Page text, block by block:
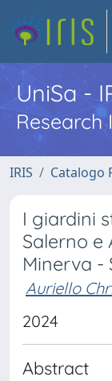
UniSa -
IRIS Catalogo
I giardini
Salerno e
Minerva -
Auriello
2024
Abstract